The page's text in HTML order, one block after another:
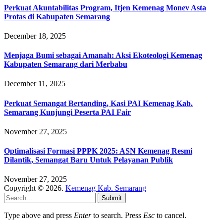
Perkuat Akuntabilitas Program, Itjen Kemenag Monev Asta
Protas di Kabupaten Semarang
December 18, 2025
Menjaga Bumi sebagai Amanah: Aksi Ekoteologi Kemenag
Kabupaten Semarang dari Merbabu
December 11, 2025
Perkuat Semangat Bertanding, Kasi PAI Kemenag Kab.
Semarang Kunjungi Peserta PAI Fair
November 27, 2025
Optimalisasi Formasi PPPK 2025: ASN Kemenag Resmi
Dilantik, Semangat Baru Untuk Pelayanan Publik
November 27, 2025
Copyright © 2026. Kemenag Kab. Semarang
Submit
Type above and press Enterto search. Press Esc to cancel.